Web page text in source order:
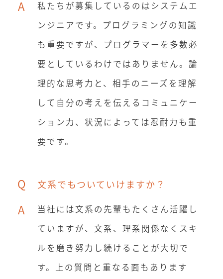
A
私たちが募集しているのはシステムエ
ンジニアです。プログラミングの知識
も重要ですが、プログラマーを多数必
要としているわけではありません。論
理的な思考力と、相手のニーズを理解
して自分の考えを伝えるコミュニケー
ション力、状況によっては忍耐力も重
要です。
Q 文系でもついていけますか？
A
当社には文系の先輩もたくさん活躍し
ていますが、文系、理系関係なくスキ
ルを磨き努力し続けることが大切で
す。上の質問と重なる面もあります